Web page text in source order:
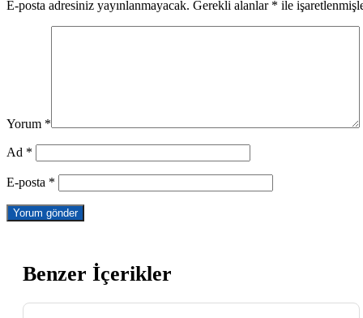
E-posta adresiniz yayınlanmayacak. Gerekli alanlar * ile
Yorum *
Ad *
E-posta *
Benzer İçerikler